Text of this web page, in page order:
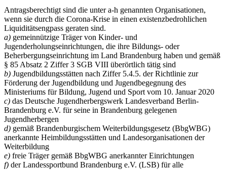
Antragsberechtigt sind die unter a-h genannten Organisationen,
wenn sie durch die Corona-Krise in einen existenzbedrohlichen
Liquiditätsengpass geraten sind.
a) gemeinnützige Träger von Kinder- und
Jugenderholungseinrichtungen, die ihre Bildungs- oder
Beherbergungseinrichtung im Land Brandenburg haben und gemäß
§ 85 Absatz 2 Ziffer 3 SGB VIII überörtlich tätig sind
b) Jugendbildungsstätten nach Ziffer 5.4.5. der Richtlinie zur
Förderung der Jugendbildung und Jugendbegegnung des
Ministeriums für Bildung, Jugend und Sport vom 10. Januar 2020
c) das Deutsche Jugendherbergswerk Landesverband Berlin-
Brandenburg e.V. für seine in Brandenburg gelegenen
Jugendherbergen
d) gemäß Brandenburgischem Weiterbildungsgesetz (BbgWBG)
anerkannte Heimbildungsstätten und Landesorganisationen der
Weiterbildung
e) freie Träger gemäß BbgWBG anerkannter Einrichtungen
f) der Landessportbund Brandenburg e.V. (LSB) für alle